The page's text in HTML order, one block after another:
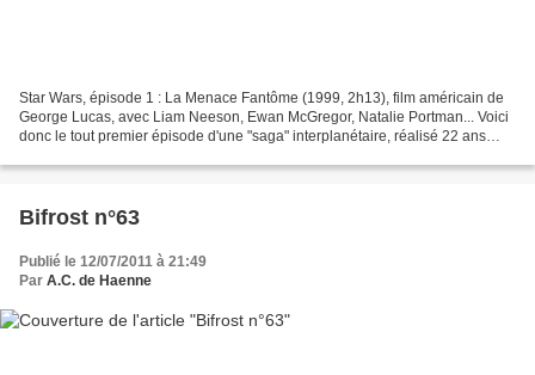
Star Wars, épisode 1 : La Menace Fantôme (1999, 2h13), film américain de
George Lucas, avec Liam Neeson, Ewan McGregor, Natalie Portman... Voici
donc le tout premier épisode d'une "saga" interplanétaire, réalisé 22 ans
Bifrost n°63
Publié le 12/07/2011 à 21:49
Par A.C. de Haenne